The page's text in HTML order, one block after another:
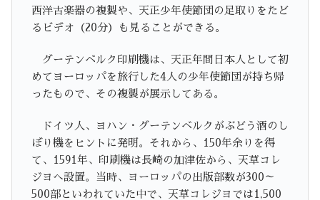
西洋古楽器の複製や、天正少年使節団の足取りをたど
るビデオ（20分）も見ることができる。
グーテンベルク印刷機は、天正年間日本人として初
めてヨーロッパを旅行した4人の少年使節団が持ち帰
ったもので、その複製が展示してある。
ドイツ人、ヨハン・グーテンベルクがぶどう酒のし
ぼり機をヒントに発明。それから、150年余りを得
て、1591年、印刷機は長崎の加津佐から、天草コレ
ジヨへ設置。当時、ヨーロッパの出版部数が300～
500部といわれていた中で、天草コレジヨでは1,500